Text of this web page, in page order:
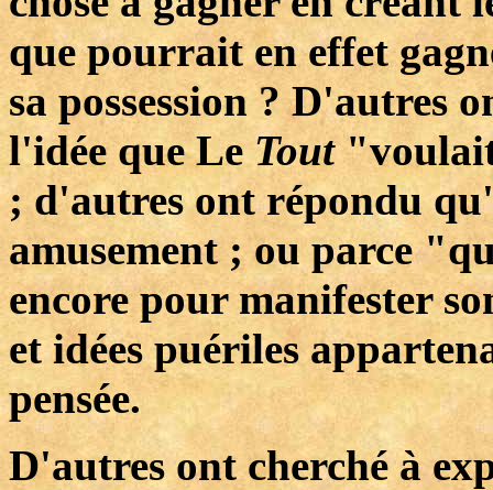
que pourrait en effet
sa possession ? D'autres
l'idée que Le Tout
; d'autres ont répondu
amusement ; ou parce
encore pour manifester
et idées puériles
pensée.
D'autres ont cherché à